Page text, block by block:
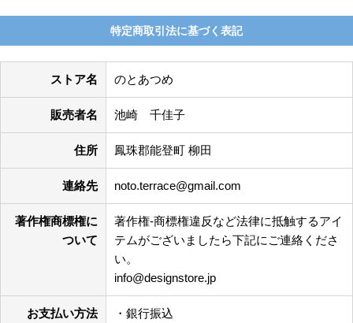
特定商取引法に基づく表記
ストア名 のとあつめ
販売者名 池崎 千佳子
住所 鳳珠郡能登町 柳田
連絡先 noto.terrace@gmail.com
著作権商標権に
ついて
著作権-商標権違反など法律に抵触するアイ
テムがございましたら下記にご連絡くださ
い。
info@designstore.jp
お支払い方法
・銀行振込